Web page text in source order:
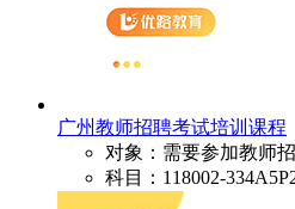
广州教师招聘考试培训课程
对象：需要参加教师
科目：118002-